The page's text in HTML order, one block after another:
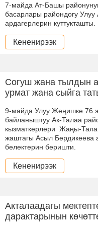
7-майда Ат-Башы
басарлары райондогу Улуу
ардагерлерин куттукташты.
Кененирээк
Согуш жана тылдын
урмат жана сыйга
9-майда Улуу Жеңишке 76
байланыштуу Ак-Талаа
кызматкерлери Жаңы-
жаштагы Асыл Бердикеева
белектерин беришти.
Кененирээк
Акталаадагы
дарактарынын